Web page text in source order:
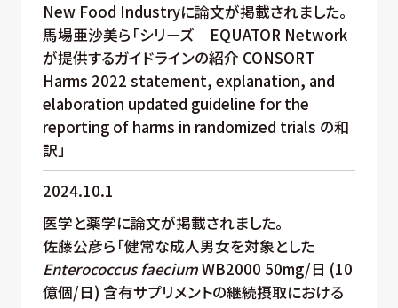
New Food Industryに論文が掲載されました。
馬場亜沙美ら「シリーズ EQUATOR Network
が提供するガイドラインの紹介 CONSORT
Harms 2022 statement, explanation, and
elaboration updated guideline for the
reporting of harms in randomized trials の和
訳」
2024.10.1
医学と薬学に論文が掲載されました。
佐藤公彦ら「健常な成人男女を対象とした
Enterococcus faeciumWB2000 50mg/日 (10
億個/日) 含有サプリメントの継続摂取における